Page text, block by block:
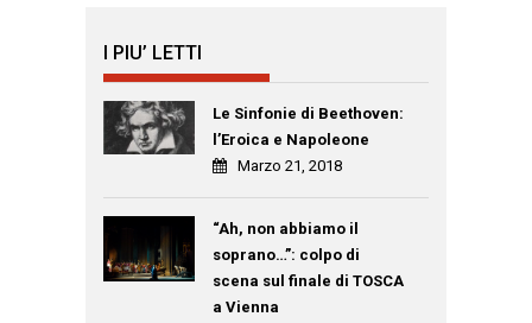
I PIU’ LETTI
Le Sinfonie di Beethoven:
l’Eroica e Napoleone
Marzo 21, 2018
“Ah, non abbiamo il
soprano…”: colpo di
scena sul finale di TOSCA
a Vienna